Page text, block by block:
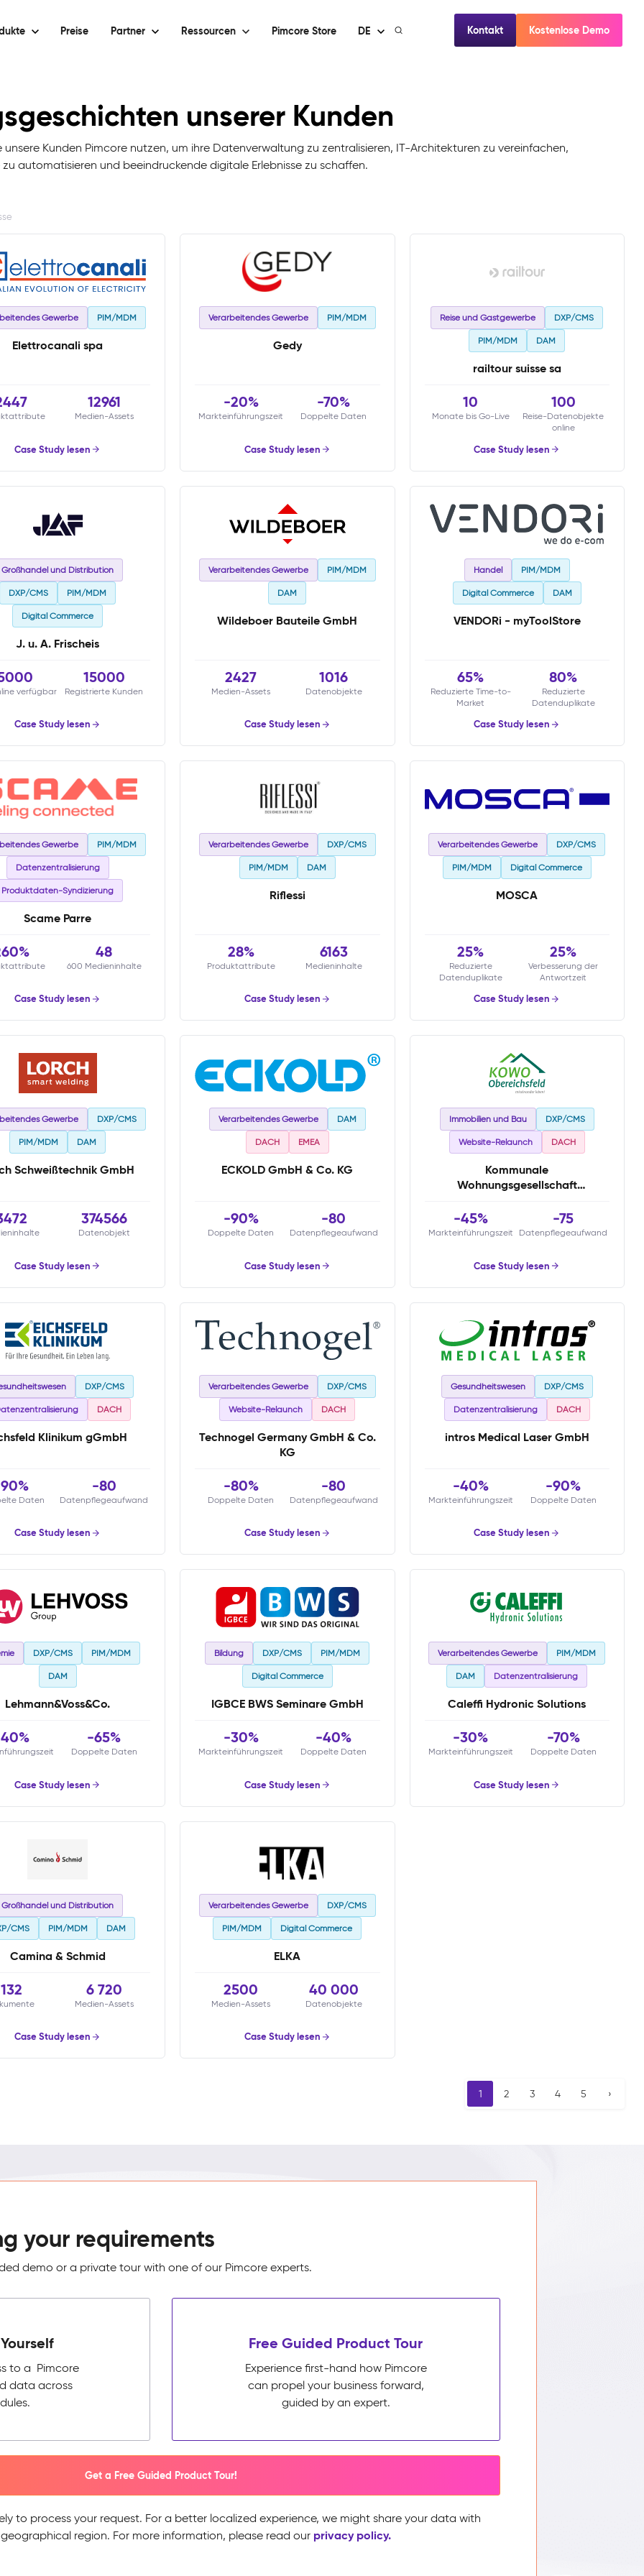
Preise Partner Ressourcen Pimcore Store DE Kontakt Kostenlose Demo
unserer Kunden
Kunden Pimcore nutzen, um ihre Datenverwaltung zu zentralisieren, IT-Architekturen zu vereinfachen,
zu automatisieren und beeindruckende digitale Erlebnisse zu schaffen.
Gewerbe PIM/MDM
Elettrocanali spa
12961
Medien-Assets
Case Study lesen
Verarbeitendes Gewerbe PIM/MDM
Gedy
-20%
Markteinführungszeit
-70%
Doppelte Daten
Case Study lesen
Reise und Gastgewerbe DXP/CMS
PIM/MDM DAM
railtour suisse sa
10
Monate bis Go-Live
100
Reise-Datenobjekte
online
Case Study lesen
Großhandel und Distribution
DXP/CMS PIM/MDM
Digital Commerce
J. u. A. Frischeis
verfügbar
15000
Registrierte Kunden
Case Study lesen
Verarbeitendes Gewerbe PIM/MDM
DAM
Wildeboer Bauteile GmbH
2427
Medien-Assets
1016
Datenobjekte
Case Study lesen
Handel PIM/MDM
Digital Commerce DAM
VENDORi - myToolStore
65%
Reduzierte Time-to-
Market
80%
Reduzierte
Datenduplikate
Case Study lesen
Gewerbe PIM/MDM
Datenzentralisierung
Produktdaten-Syndizierung
Scame Parre
48
600 Medieninhalte
Case Study lesen
Verarbeitendes Gewerbe DXP/CMS
PIM/MDM DAM
Riflessi
28%
Produktattribute
6163
Medieninhalte
Case Study lesen
Verarbeitendes Gewerbe DXP/CMS
PIM/MDM Digital Commerce
MOSCA
25%
Reduzierte
Datenduplikate
25%
Verbesserung der
Antwortzeit
Case Study lesen
Gewerbe DXP/CMS
PIM/MDM DAM
Schweißtechnik GmbH
374566
Datenobjekt
Case Study lesen
Verarbeitendes Gewerbe DAM
DACH EMEA
ECKOLD GmbH & Co. KG
-90%
Doppelte Daten
-80
Datenpflegeaufwand
Case Study lesen
Immobilien und Bau DXP/CMS
Website-Relaunch DACH
Kommunale
Wohnungsgesellschaft
-45%
Markteinführungszeit
-75
Datenpflegeaufwand
Case Study lesen
DXP/CMS
DACH
Klinikum gGmbH
Daten
-80
Datenpflegeaufwand
Case Study lesen
Verarbeitendes Gewerbe DXP/CMS
Website-Relaunch DACH
Technogel Germany GmbH & Co.
KG
-80%
Doppelte Daten
-80
Datenpflegeaufwand
Case Study lesen
Gesundheitswesen DXP/CMS
Datenzentralisierung DACH
intros Medical Laser GmbH
-40%
Markteinführungszeit
-90%
Doppelte Daten
Case Study lesen
DXP/CMS PIM/MDM
DAM
Lehmann&Voss&Co.
-65%
Doppelte Daten
Case Study lesen
Bildung DXP/CMS PIM/MDM
Digital Commerce
IGBCE BWS Seminare GmbH
-30%
Markteinführungszeit
-40%
Doppelte Daten
Case Study lesen
Verarbeitendes Gewerbe PIM/MDM
DAM Datenzentralisierung
Caleffi Hydronic Solutions
-30%
Markteinführungszeit
-70%
Doppelte Daten
Case Study lesen
Großhandel und Distribution
CMS PIM/MDM DAM
Camina & Schmid
132 6 720
Medien-Assets
Case Study lesen
Verarbeitendes Gewerbe DXP/CMS
PIM/MDM Digital Commerce
ELKA
2500
Medien-Assets
40 000
Datenobjekte
Case Study lesen
1 2 3 4 5 ›
your requirements
demo or a private tour with one of our Pimcore experts.
to a Pimcore
data across
Free Guided Product Tour
Experience first-hand how Pimcore
can propel your business forward,
guided by an expert.
Get a Free Guided Product Tour!
to process your request. For a better localized experience, we might share your data with
region. For more information, please read our privacy policy.